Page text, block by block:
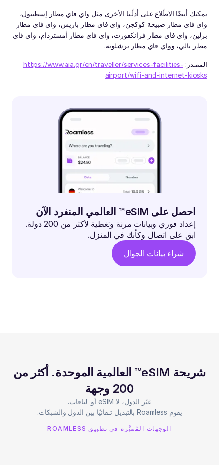
يمكنك أيضًا الاطّلاع على أدلّتنا الأخرى مثل واي فاي مطار إسطنبول،
واي فاي مطار صبيحة كوكجن، واي فاي مطار باريس، واي فاي مطار
برلين، واي فاي مطار فرانكفورت، واي فاي مطار أمستردام، واي فاي
مطار بالي، وواي فاي مطار برشلونة.
المصدر: https://www.aia.gr/en/traveller/services-facilities-
airport/wifi-and-internet-kiosks
احصل على eSIM™ العالمي المنفرد الآن
إعداد فوري وبيانات مرنة وتغطية لأكثر من 200 دولة.
ابق على اتصال وكأنك في المنزل.
شراء بيانات الجوال
شريحة eSIM™ العالمية الموحدة. أكثر من
200 وجهة
يقوم Roamless بالتبديل تلقائيًا بين الدول والشبكات.
الوجهات المُميَّزة في تطبيق ROAMLESS